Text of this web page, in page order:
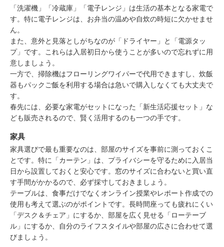
「洗濯機」「冷蔵庫」「電子レンジ」は生活の基本となる家電で
す。特に電子レンジは、お弁当の温めや自炊の時短に欠かせませ
ん。
また、意外と見落としがちなのが「ドライヤー」と「電源タッ
プ」です。これらは入居初日から使うことが多いので忘れずに用
意しましょう。
一方で、掃除機はフローリングワイパーで代用できますし、炊飯
器もパックご飯を利用する場合は急いで購入しなくても大丈夫で
す。
春先には、必要な家電がセットになった「新生活応援セット」な
ども販売されるので、賢く活用するのも一つの手です。
家具
家具選びで最も重要なのは、部屋のサイズを事前に測っておくこ
とです。特に「カーテン」は、プライバシーを守るために入居当
日から設置しておくと安心です。窓のサイズに合わないと買い直
す手間がかかるので、必ず採寸しておきましょう。
テーブルは、食事だけでなくオンライン授業やレポート作成での
使用も考えて選ぶのがポイントです。長時間座っても疲れにくい
「デスク＆チェア」にするか、部屋を広く見せる「ローテーブ
ル」にするか、自分のライフスタイルや部屋の広さに合わせて選
びましょう。